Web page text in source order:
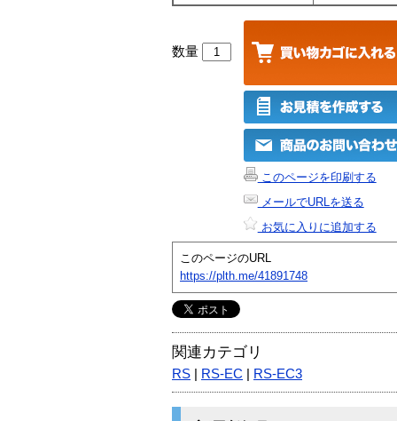
数量
このページを印刷する
メールでURLを送る
お気に入りに追加する
このページのURL
https://plth.me/41891748
関連カテゴリ
RS RS-EC RS-EC3